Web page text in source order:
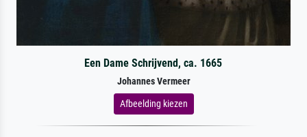
Een Dame Schrijvend, ca. 1665
Johannes Vermeer
Afbeelding kiezen